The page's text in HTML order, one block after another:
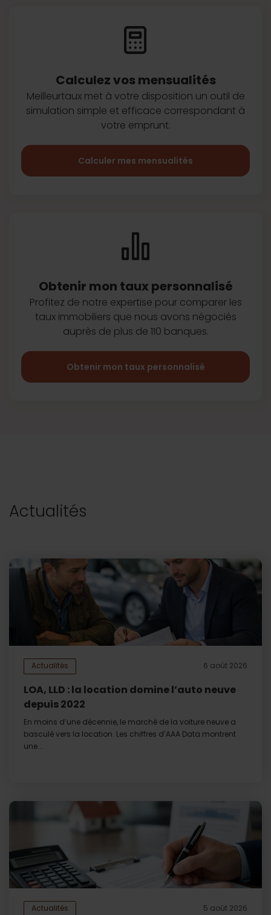
Calculez vos mensualités
Meilleurtaux met à votre disposition un outil de
simulation simple et efficace correspondant à
votre emprunt.
Calculer mes mensualités
Obtenir mon taux personnalisé
Profitez de notre expertise pour comparer les
taux immobiliers que nous avons négociés
auprès de plus de 110 banques.
Obtenir mon taux personnalisé
Actualités
Actualités 6 août 2026
LOA, LLD : la location domine l’auto neuve
depuis 2022
En moins d’une décennie, le marché de la voiture neuve a
basculé vers la location. Les chiffres d’AAA Data montrent
une...
Actualités 5 août 2026